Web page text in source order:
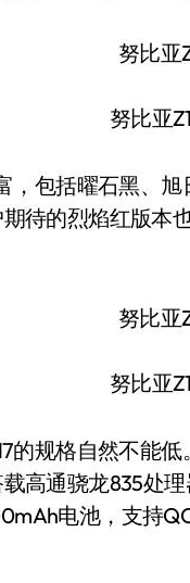
努比亚
包括曜石黑、旭
待的烈焰红版本
努比亚
规格自然不能低
高通骁龙835处
电池，支持